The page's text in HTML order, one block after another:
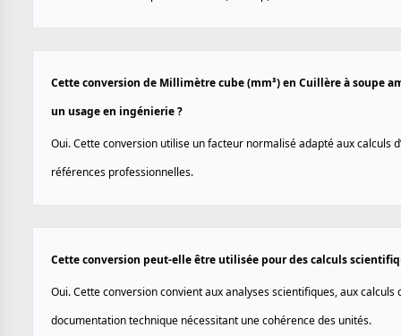
Cette conversion de Millimètre cube (mm³) en Cuillère à soupe
un usage en ingénierie ?
Oui. Cette conversion utilise un facteur normalisé adapté aux calculs
références professionnelles.
Cette conversion peut-elle être utilisée pour des calculs
Oui. Cette conversion convient aux analyses scientifiques, aux calculs
documentation technique nécessitant une cohérence des unités.